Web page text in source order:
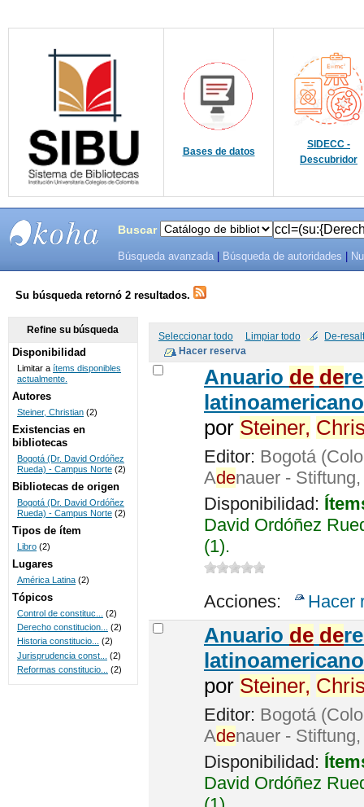
Bases de datos
SIDECC -
Descubridor
SISTEMAS
DE
BIBLIOTECAS
UNICOC
Buscar
Búsqueda avanzada Búsqueda de autoridades
Su búsqueda retornó 2 resultados.
Seleccionar todo Limpiar todo De-
Anuario de de
por Steiner,
Editor: Bogotá
Adenauer -
Disponibilidad:
David Ordóñez
(1).
Acciones: Hacer
Anuario de de
por Steiner,
Editor: Bogotá
Adenauer -
Disponibilidad:
David Ordóñez
Refine su búsqueda
Disponibilidad
Limitar a ítems disponibles
actualmente.
Autores
Steiner, Christian (2)
Existencias en
bibliotecas
Bogotá (Dr. David Ordóñez
Rueda) - Campus Norte (2)
Bibliotecas de origen
Bogotá (Dr. David Ordóñez
Rueda) - Campus Norte (2)
Tipos de ítem
Libro (2)
Lugares
América Latina (2)
Tópicos
Control de constituc...
(2)
Derecho constitucion...
(2)
Historia constitucio... (2)
Jurisprudencia const...
(2)
Reformas constitucio...
(2)